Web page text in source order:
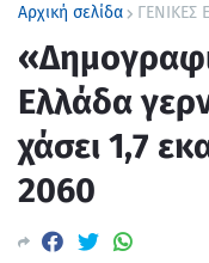
Αρχική σελίδα ΓΕΝΙΚΕΣ
Ελλάδα
χάσει 1,7
2060